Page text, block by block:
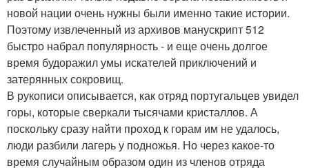
новой нации очень нужны были именно такие истории.
Поэтому извлеченный из архивов манускрипт 512
быстро набрал популярность - и еще очень долгое
время будоражил умы искателей приключений и
затерянных сокровищ.
В рукописи описывается, как отряд португальцев увидел
горы, которые сверкали тысячами кристаллов. А
поскольку сразу найти проход к горам им не удалось,
люди разбили лагерь у подножья. Но через какое-то
время случайным образом один из членов отряда